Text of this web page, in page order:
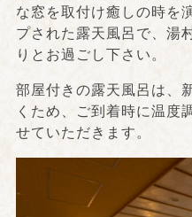
な窓を取付け癒しの時を
プされた露天風呂で、湯
りとお過ごし下さい。
部屋付きの露天風呂は、
くため、ご到着時に温度
せていただきます。